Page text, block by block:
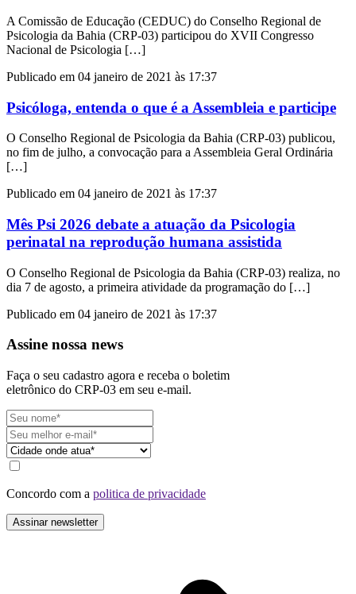
A Comissão de Educação (CEDUC) do Conselho Regional de
Psicologia da Bahia (CRP-03) participou do XVII Congresso
Nacional de Psicologia […]
Publicado em 04 janeiro de 2021 às 17:37
Psicóloga, entenda o que é a Assembleia e participe
O Conselho Regional de Psicologia da Bahia (CRP-03) publicou,
no fim de julho, a convocação para a Assembleia Geral Ordinária
[…]
Publicado em 04 janeiro de 2021 às 17:37
Mês Psi 2026 debate a atuação da Psicologia
perinatal na reprodução humana assistida
O Conselho Regional de Psicologia da Bahia (CRP-03) realiza, no
dia 7 de agosto, a primeira atividade da programação do […]
Publicado em 04 janeiro de 2021 às 17:37
Assine nossa news
Faça o seu cadastro agora e receba o boletim
eletrônico do CRP-03 em seu e-mail.
Concordo com a politica de privacidade